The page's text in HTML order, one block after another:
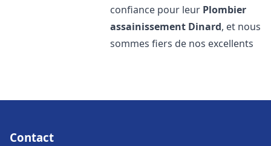
confiance pour leur Plombier
assainissement Dinard, et nous
sommes fiers de nos excellents
Contact